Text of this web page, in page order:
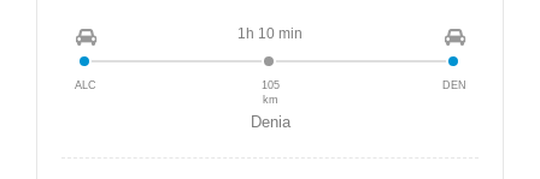
1h 10 min
ALC
105
km
DEN
Denia